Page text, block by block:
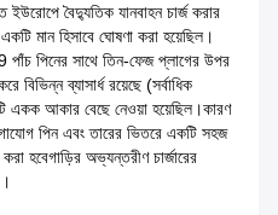
বৈদ্যুতিক যানবাহন চার্জ করার
মান হিসাবে ঘোষণা করা হয়েছিল।
পিনের সাথে তিন-ফেজ প্লাগের উপর
বিভিন্ন ব্যাসার্ধ রয়েছে (সর্বাধিক
একক আকার বেছে নেওয়া হয়েছিল।কারণ
পিন এবং তারের ভিতরে একটি সহজ
হবেগাড়ির অভ্যন্তরীণ চার্জারের